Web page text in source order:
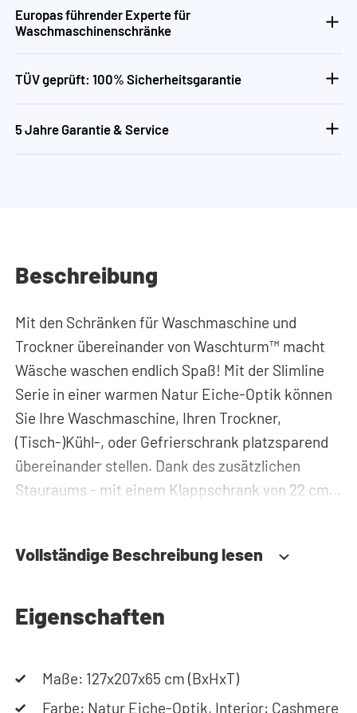
Europas führender Experte für
Waschmaschinenschränke
TÜV geprüft: 100% Sicherheitsgarantie
5 Jahre Garantie & Service
Beschreibung
Mit den Schränken für Waschmaschine und
Trockner übereinander von Waschturm™ macht
Wäsche waschen endlich Spaß! Mit der Slimline
Serie in einer warmen Natur Eiche-Optik können
Sie Ihre Waschmaschine, Ihren Trockner,
(Tisch-)Kühl-, oder Gefrierschrank platzsparend
übereinander stellen. Dank des zusätzlichen
Stauraums - mit einem Klappschrank von 22 cm
Wäschekörbe problemlos verstauen und haben
und Leitungen hinter dem Schrank für Trockner
auf Waschmaschine versteckt. Somit sorgt der
Hauswirtschaftsraum.
Vollständige Beschreibung lesen
Eigenschaften
Maße: 127x207x65 cm (BxHxT)
Farbe: Natur Eiche-Optik, Interior: Cashmere